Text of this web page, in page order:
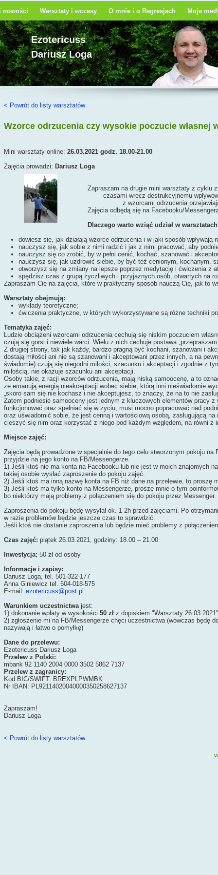
nowości Warsztaty i wczasy O mnie i o Regresjach Moje
Ezotericuss
Dariusz Loga
< Powrót do listy warsztatów
Wzorce odrzucenia czy wysokie poczucie własnej
Mini warsztaty online: 26.03.2021 godz. 18.00-21.00
Zajęcia prowadzi: Dariusz Loga
Zapraszam na drugie mini warsztaty z
czasami wręcz destrukcyjnemu wpływowi na nasze
z wzorcami odrzucenia przejawiającymi się w
Zajęcia odbędą się na Facebooku/Messengerze.
Dlaczego warto wziąć udział w
dowiesz się, jak działają wzorce odrzucenia i w jaki sposób wpływają
nauczysz się, jak sobie z nimi radzić i jak z nimi pracować, aby
nauczysz się co zrobić, by w pełni cenić, kochać, szanować i
nauczysz się, jak uzdrowić siebie, by być też cenionym, kochanym,
otworzysz się na zmiany na lepsze poprzez medytację i ćwiczenia z
spędzisz czas z grupą życzliwych i przyjaznych osób, otwartych na
Zapraszam Cię na zajęcia, które w praktyczny sposób nauczą Cię, jak to
Warsztaty obejmują:
wykłady teoretyczne;
ćwiczenia praktyczne, w których wykorzystywane są różne techniki
Tematyka zajęć:
Ludzie obciążeni wzorcami odrzucenia cechują się niskim poczuciem
czują się gorsi i niewiele warci. Wielu z nich cechuje postawa
Z drugiej strony, tak jak każdy, bardzo pragną być kochani, szanowani i
dostają miłości ani nie są szanowani i akceptowani przez innych, a na
świadomie) czują się niegodni miłości, szacunku i akceptacji i zgodnie z
miłością, nie okazuje szacunku ani akceptacji.
Osoby takie, z racji wzorców odrzucenia, mają niską samoocenę, a to
że emanują energią nieakceptacji wobec siebie, którą inni nieświadomie
„skoro sam się nie kochasz i nie akceptujesz, to znaczy, że na to nie
Zatem podniesie samooceny jest jednym z kluczowych elementów pracy
funkcjonować oraz spełniać się w życiu, musi mocno popracować nad
oraz uświadomić sobie, że jest cenną i wartościową osobą, zasługującą
cieszyć się nim oraz korzystać z niego pod każdym względem, na równi z
Miejsce zajęć:
Zajęcia będą prowadzone w specjalnie do tego celu stworzonym pokoju
przyjdzie na jego konto na FB/Messengerze.
1) Jeśli ktoś nie ma konta na Facebooku lub nie jest w moich znajomych
takiej osobie wysłać zaproszenie do pokoju zajęć.
2) Jeśli ktoś ma inną nazwę konta na FB niż dane na przelewie, to proszę
3) Jeśli ktoś ma tylko konto na Messengerze, proszę mnie o tym
bo niektórzy mają problemy z połączeniem się do pokoju przez Messenger.
Zaproszenia do pokoju będę wysyłał ok. 1-2h przed zajęciami. Po
w razie problemów będzie jeszcze czas to sprawdzić.
Jeśli ktoś nie dostanie zaproszenia lub będzie mieć problemy z
Czas zajęć: piątek 26.03.2021, godziny: 18.00 – 21.00
Inwestycja: 50 zł od osoby
Informacje i zapisy:
Dariusz Loga, tel. 501-322-177
Anna Giniewicz tel. 504-018-575
E-mail: ezotericuss@post.pl
Warunkiem uczestnictwajest:
1) dokonanie wpłaty w wysokości 50 zł z dopiskiem "Warsztaty
2) zgłoszenie mi na FB/Messengerze chęci uczestnictwa (wówczas będę
nazywają i łatwo o pomyłkę)
Dane do przelewu:
Ezotericuss Dariusz Loga
Przelew z Polski:
mbank 92 1140 2004 0000 3502 5862 7137
Przelew z zagranicy:
Kod BIC/SWIFT: BREXPLPWMBK
Nr IBAN: PL92114020040000350258627137
Zapraszam!
Dariusz Loga
< Powrót do listy warsztatów